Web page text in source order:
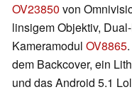
OV23850 von
linsigem Objektiv,
Kameramodul OV8865
dem Backcover, ein
und das Android 5.1